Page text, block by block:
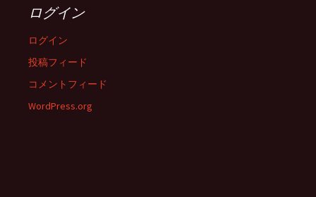
ログイン
ログイン
投稿フィード
コメントフィード
WordPress.org